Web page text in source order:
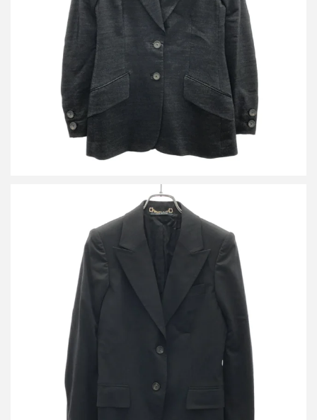
クスパンツ セットアップスーツ
買取金額18,000円
詳しく見る
グッチ ピークドラペル2Bジャケット&スラックスパンツ セットア
ップスーツ 152686 ZN503/152704 ZN503
買取金額7,200円
詳しく見る